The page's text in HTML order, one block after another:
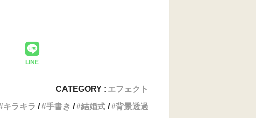
LINE
CATEGORY : エフェクト
キラキラ 手書き 結婚式 背景透過